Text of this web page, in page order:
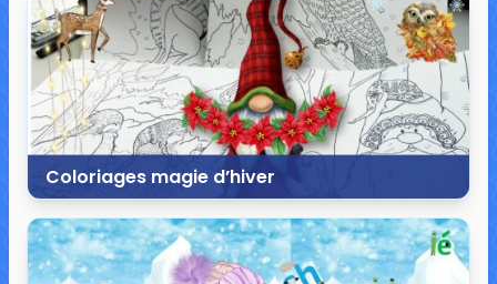
0 commentaire
995 vues
Coloriages magie d’hiver
26 décembre 2020
13 commentaires
24 806 vues